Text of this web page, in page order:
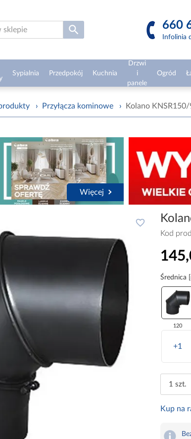
660
Infolinia
Sypialnia Przedpokój Kuchnia
Drzwi
i
panele
Ogród
› Przyłącza kominowe › Kolano
Więcej
Kod
Średnica
120
+1
Kup na